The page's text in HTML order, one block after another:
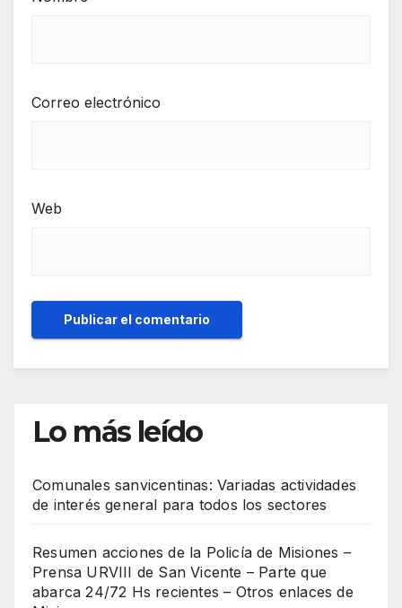
Correo electrónico
Web
Lo más leído
Comunales sanvicentinas: Variadas actividades
de interés general para todos los sectores
Resumen acciones de la Policía de Misiones –
Prensa URVIII de San Vicente – Parte que
abarca 24/72 Hs recientes – Otros enlaces de